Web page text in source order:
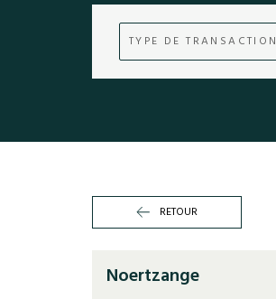
TYPE DE TRANSACTION
RETOUR
Noertzange